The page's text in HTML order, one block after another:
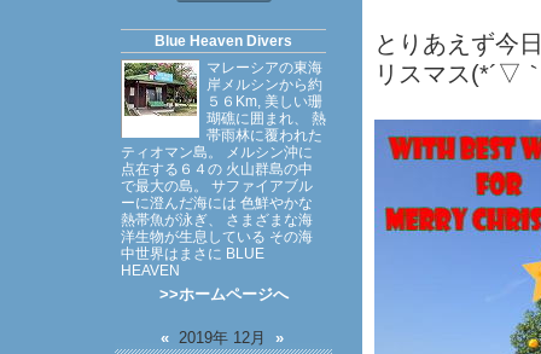
とりあえず今
リスマス(*´▽
Blue Heaven Divers
マレーシアの東海
岸メルシンから約
５６Km, 美しい珊
瑚礁に囲まれ、 熱
帯雨林に覆われた
ティオマン島。 メルシン沖に
点在する６４の 火山群島の中
で最大の島。 サファイアブル
ーに澄んだ海には 色鮮やかな
熱帯魚が泳ぎ、 さまざまな海
洋生物が生息している その海
中世界はまさに BLUE
HEAVEN
>>ホームページへ
« 2019年 12月 »